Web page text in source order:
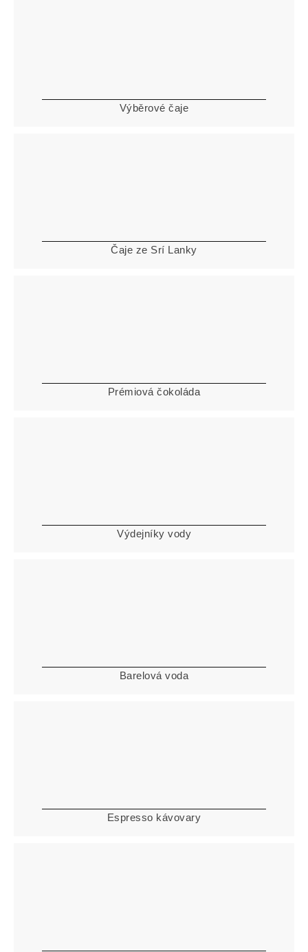
Výběrové čaje
Čaje ze Srí Lanky
Prémiová čokoláda
Výdejníky vody
Barelová voda
Espresso kávovary